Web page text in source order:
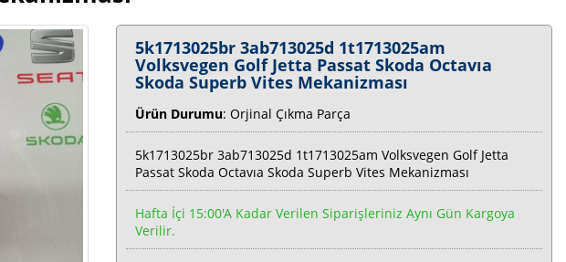
5k1713025br 3ab713025d 1t1713025am
Volksvegen Golf Jetta Passat Skoda Octavıa
Skoda Superb Vites Mekanizması
Ürün Durumu: Orjinal Çıkma Parça
5k1713025br 3ab713025d 1t1713025am Volksvegen Golf Jetta
Passat Skoda Octavıa Skoda Superb Vites Mekanizması
Hafta İçi 15:00'a Kadar Verilen Siparişleriniz Aynı Gün Kargoya
Verilir.